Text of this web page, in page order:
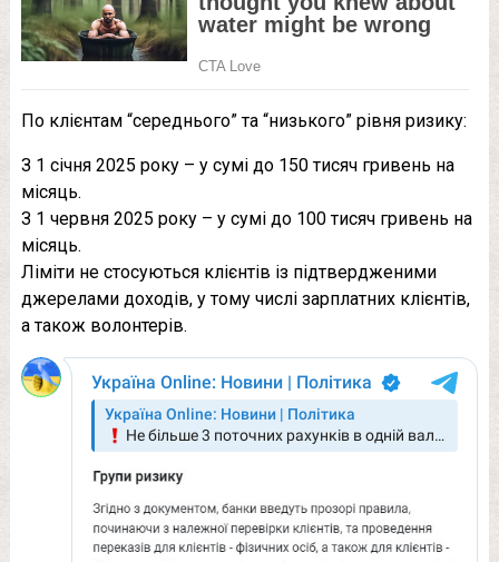
По клієнтам “середнього” та “низького” рівня ризику:
З 1 січня 2025 року – у сумі до 150 тисяч гривень на
місяць.
З 1 червня 2025 року – у сумі до 100 тисяч гривень на
місяць.
Ліміти не стосуються клієнтів із підтвердженими
джерелами доходів, у тому числі зарплатних клієнтів,
а також волонтерів.